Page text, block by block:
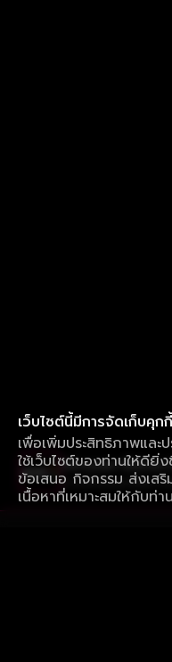
เว็บไซต์นี้มีการจัดเก็บคุกกี้
เพื่อเพิ่มประสิทธิภาพและ
ใช้เว็บไซต์ของท่านให้ดียิ่
ข้อเสนอ กิจกรรม ส่งเส
เนื้อหาที่เหมาะสมให้กับท่าน
ใช้งานแอป ลื่นไหลก
ดาวน์โหลดแอปเพื่อการ